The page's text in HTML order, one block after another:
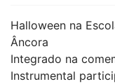
Halloween na
Âncora
Integrado na
Instrumental